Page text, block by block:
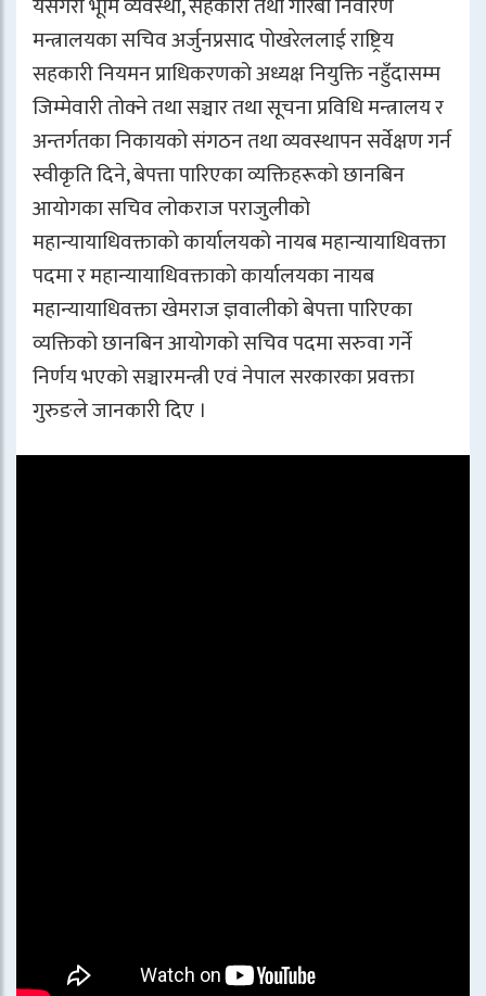
मन्त्रालयका सचिव अर्जुनप्रसाद पोखरेललाई राष्ट्रिय
सहकारी नियमन प्राधिकरणको अध्यक्ष नियुक्ति नहुँदासम्म
जिम्मेवारी तोक्ने तथा सञ्चार तथा सूचना प्रविधि मन्त्रालय र
अन्तर्गतका निकायको संगठन तथा व्यवस्थापन सर्वेक्षण गर्न
स्वीकृति दिने, बेपत्ता पारिएका व्यक्तिहरूको छानबिन
आयोगका सचिव लोकराज पराजुलीको
महान्यायाधिवक्ताको कार्यालयको नायब महान्यायाधिवक्ता
पदमा र महान्यायाधिवक्ताको कार्यालयका नायब
महान्यायाधिवक्ता खेमराज ज्ञवालीको बेपत्ता पारिएका
व्यक्तिको छानबिन आयोगको सचिव पदमा सरुवा गर्ने
निर्णय भएको सञ्चारमन्त्री एवं नेपाल सरकारका प्रवक्ता
गुरुङले जानकारी दिए ।